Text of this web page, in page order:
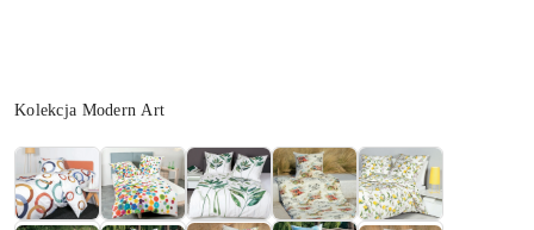
Wariant
Kolekcja Modern Art